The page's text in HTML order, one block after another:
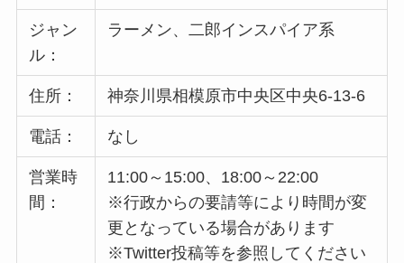
ジャン
ル：
ラーメン、二郎インスパイア系
住所： 神奈川県相模原市中央区中央6-13-6
電話： なし
営業時
間：
11:00～15:00、18:00～22:00
※行政からの要請等により時間が変
更となっている場合があります
※Twitter投稿等を参照してください